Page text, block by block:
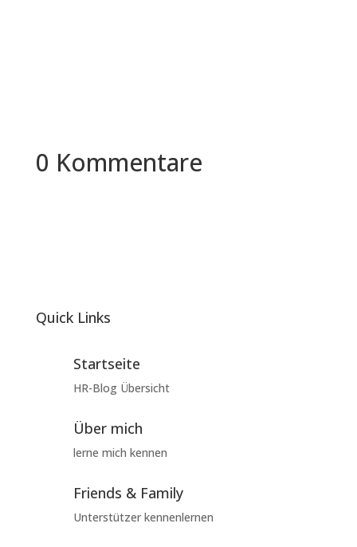
0 Kommentare
Quick Links
Startseite
HR-Blog Übersicht
Über mich
lerne mich kennen
Friends & Family
Unterstützer kennenlernen